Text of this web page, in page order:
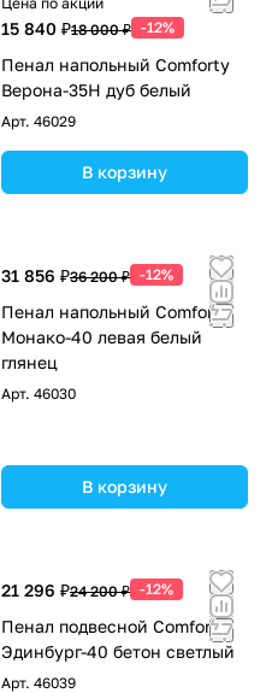
15 840 ₽18 000 ₽ -12%
Пенал напольный Comforty
Верона-35Н дуб белый
Арт. 46029
В корзину
31 856 ₽36 200 ₽ -12%
Пенал напольный Comforty
Монако-40 левая белый
глянец
Арт. 46030
В корзину
21 296 ₽24 200 ₽ -12%
Пенал подвесной Comforty
Эдинбург-40 бетон светлый
Арт. 46039